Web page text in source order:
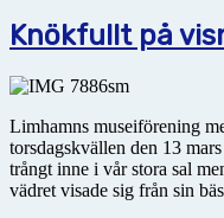
Knökfullt på
Limhamns museiförening
torsdagskvällen den 13
trångt inne i vår stora sal
vädret visade sig från sin